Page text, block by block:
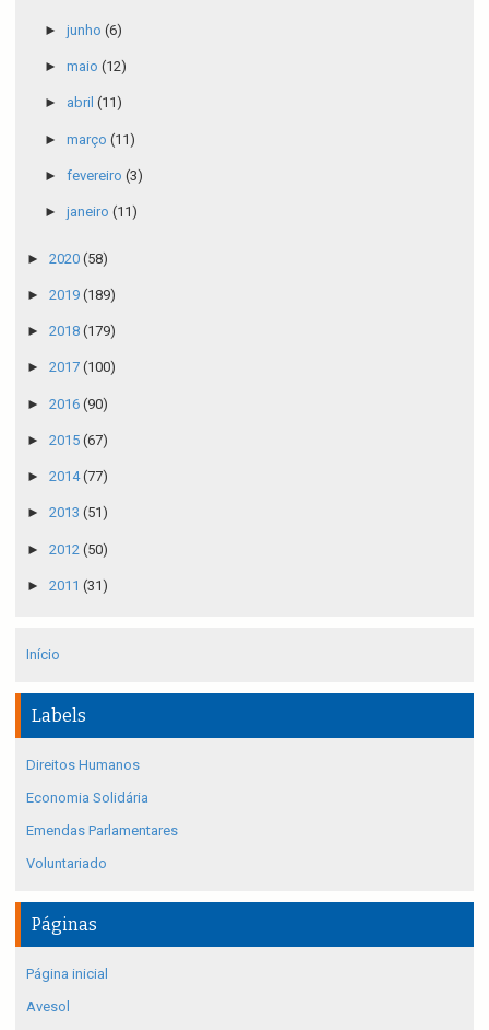
► junho (6)
► maio (12)
► abril (11)
► março (11)
► fevereiro (3)
► janeiro (11)
► 2020 (58)
► 2019 (189)
► 2018 (179)
► 2017 (100)
► 2016 (90)
► 2015 (67)
► 2014(77)
► 2013 (51)
► 2012 (50)
► 2011 (31)
Início
Labels
Direitos Humanos
Economia Solidária
Emendas Parlamentares
Voluntariado
Páginas
Página inicial
Avesol